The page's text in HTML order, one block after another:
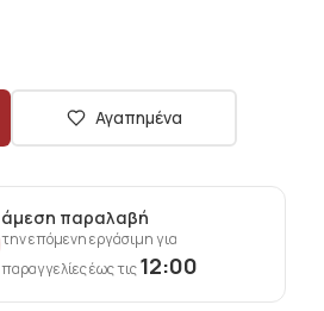
Αγαπημένα
άμεση παραλαβή
την επόμενη εργάσιμη για
παραγγελίες έως τις12:00